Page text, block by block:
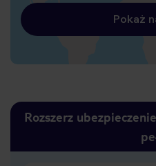
Pokaż
Rozszerz